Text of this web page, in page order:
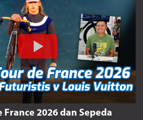
France 2026 dan Sepeda